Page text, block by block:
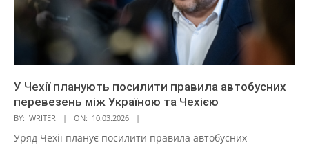
У Чехії планують посилити правила автобусних
перевезень між Україною та Чехією
BY: WRITER ON: 10.03.2026
Уряд Чехії планує посилити правила автобусних